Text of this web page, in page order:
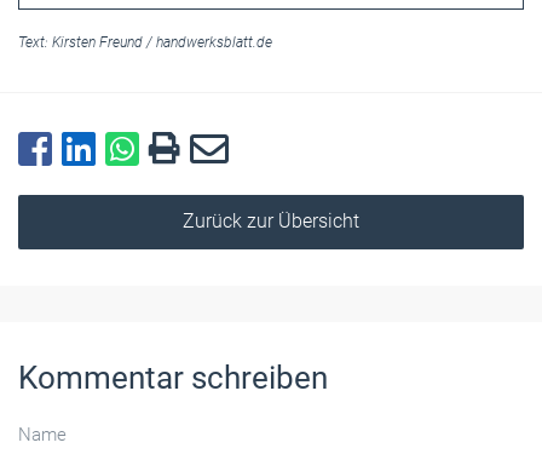
Text: Kirsten Freund / handwerksblatt.de
Zurück zur Übersicht
Kommentar schreiben
Name